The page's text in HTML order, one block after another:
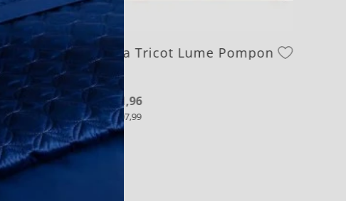
Manta Tricot Lume Pompon
971,96
9 R$107,99